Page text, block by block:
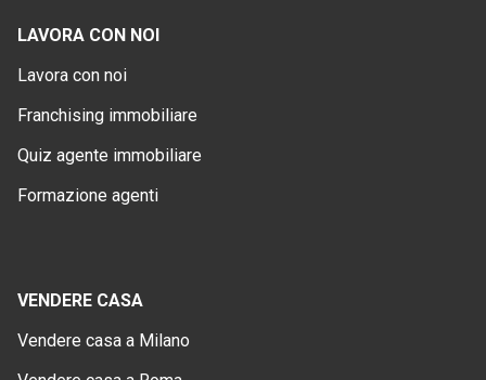
LAVORA CON NOI
Lavora con noi
Franchising immobiliare
Quiz agente immobiliare
Formazione agenti
VENDERE CASA
Vendere casa a Milano